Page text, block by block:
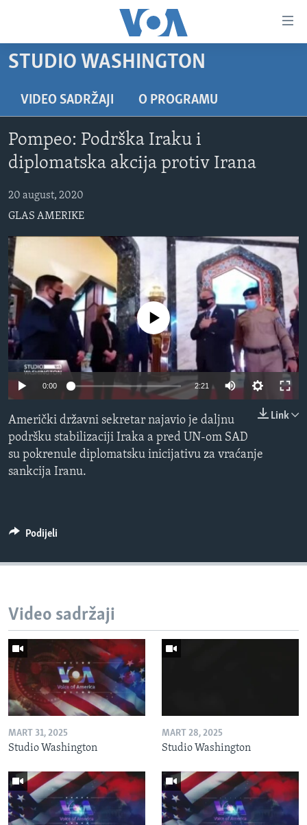
glavni
Pređi
na
glavnu
navigaciju
Idi
pretragu
VIDEO
VIJESTI
SJEDINJENE AMERIČKE DRŽAVE
BOSNA I HERCEGOVINA
SVIJET
NAUKA I TEHNOLOGIJA
SPECIJALNI PROJEKTI
KORUPCIJA
SLOBODA MEDIJA
ŽENSKA STRANA
IZBJEGLIČKA STRANA
MAGAZIN
O GLASU AMERIKE
Learning English
PRATITE NAS
Jezici
STUDIO WASHINGTON
VIDEO SADRŽAJI O PROGRAMU
Pompeo: Podrška Iraku i
diplomatska akcija protiv Irana
20 august, 2020
GLAS AMERIKE
No media source currently available
0:00 2:21
Link
Američki državni sekretar najavio je daljnu
podršku stabilizaciji Iraka a pred UN-om SAD
su pokrenule diplomatsku inicijativu za vraćanje
sankcija Iranu.
Podijeli
Video sadržaji
MART 31, 2025
Studio Washington
MART 28, 2025
Studio Washington